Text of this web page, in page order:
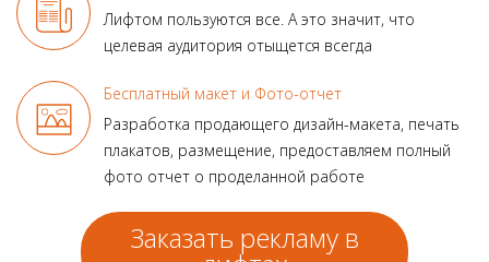
Лифтом пользуются все. А это значит, что
целевая аудитория отыщется всегда
Бесплатный макет и Фото-отчет
Разработка продающего дизайн-макета, печать
плакатов, размещение, предоставляем полный
фото отчет о проделанной работе
Заказать рекламу в